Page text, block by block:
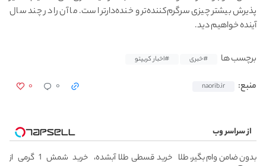
پذیرش بیشتر چیزی سرگرم‌کننده‌تر و خنده‌دارتر است. ما آن را در چند سال
آینده خواهیم دید.
برچسب ها #خبری #اخبار کریپتو
منبع: naorib.ir ۰ ۰
از سراسر وب
بدون ضامن وام بگیر، طلا خرید قسطی طلا آبشده،
خرید شمش 1 گرمی از